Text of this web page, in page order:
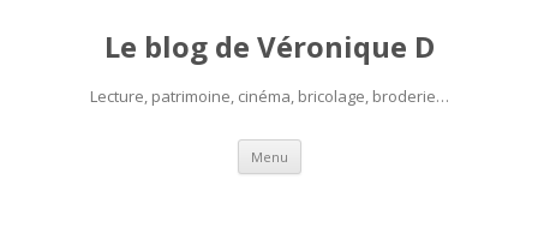
Le blog de Véronique D
Lecture, patrimoine, cinéma, bricolage, broderie…
Menu Aller
contenu